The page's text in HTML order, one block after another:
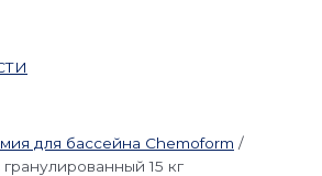
для бассейна Chemoform /
15 кг